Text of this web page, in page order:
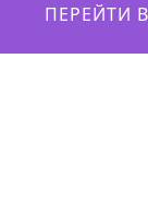
ПЕРЕЙТИ В